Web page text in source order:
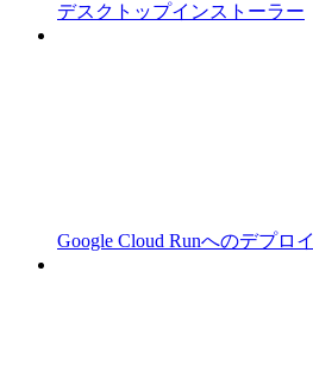
デスクトップインストーラー
Google Cloud Runへのデプロイ